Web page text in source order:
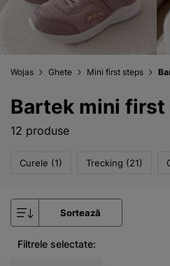
Wojas Ghete Mini first steps
Bartek mini
12 produse
Curele (1) Trecking (21)
Sortează
Filtrele selectate: